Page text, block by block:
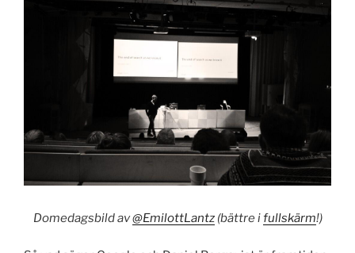
Domedagsbild av@EmilottLantz(bättre ifullskärm!)